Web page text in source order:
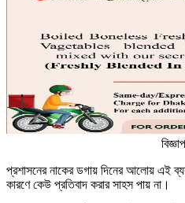
প্রশাসনের নাকের ডগায় দিনের আলোয় এই
কারণে কেউ প্রতিবাদ করার সাহস পায় না।